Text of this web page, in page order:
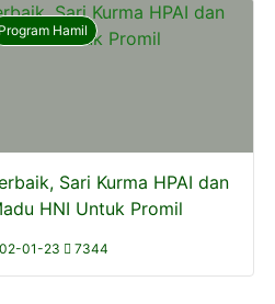
Program Hamil
Sari Kurma HPAI dan
HNI Untuk Promil
02-01-23 7344